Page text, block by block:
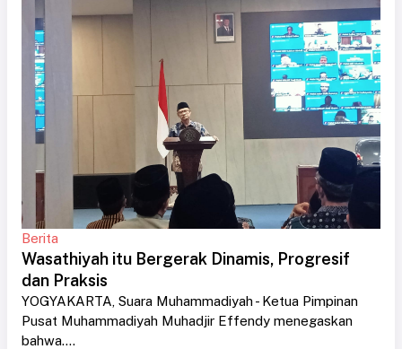
Berita
Wasathiyah itu Bergerak Dinamis, Progresif
dan Praksis
YOGYAKARTA, Suara Muhammadiyah - Ketua Pimpinan
Pusat Muhammadiyah Muhadjir Effendy menegaskan
bahwa....